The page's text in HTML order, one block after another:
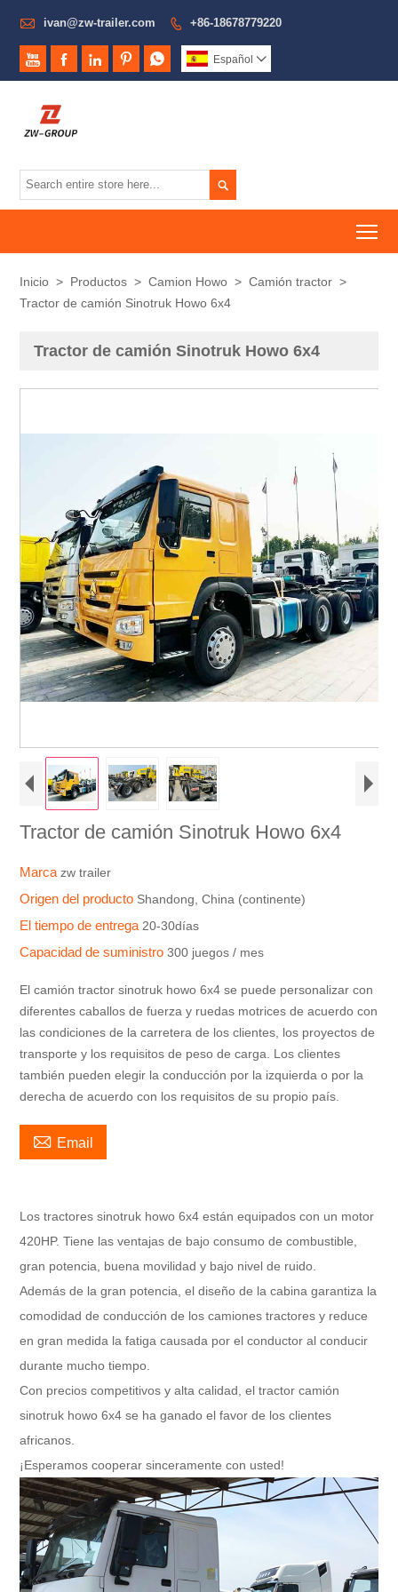
 ivan@zw-trailer.com  +86-18678779220
     Español 

Inicio > Productos > Camion Howo > Camión tractor >
Tractor de camión Sinotruk Howo 6x4
Tractor de camión Sinotruk Howo 6x4
Tractor de camión Sinotruk Howo 6x4
Marcazw trailer
Origen del producto Shandong, China (continente)
El tiempo de entrega 20-30días
Capacidad de suministro300 juegos / mes
El camión tractor sinotruk howo 6x4 se puede personalizar con
diferentes caballos de fuerza y ​​ruedas motrices de acuerdo con
las condiciones de la carretera de los clientes, los proyectos de
transporte y los requisitos de peso de carga. Los clientes
también pueden elegir la conducción por la izquierda o por la
derecha de acuerdo con los requisitos de su propio país.
 Email
Los tractores sinotruk howo 6x4 están equipados con un motor
420HP. Tiene las ventajas de bajo consumo de combustible,
gran potencia, buena movilidad y bajo nivel de ruido.
Además de la gran potencia, el diseño de la cabina garantiza la
comodidad de conducción de los camiones tractores y reduce
en gran medida la fatiga causada por el conductor al conducir
durante mucho tiempo.
Con precios competitivos y alta calidad, el tractor camión
sinotruk howo 6x4 se ha ganado el favor de los clientes
africanos.
¡Esperamos cooperar sinceramente con usted!